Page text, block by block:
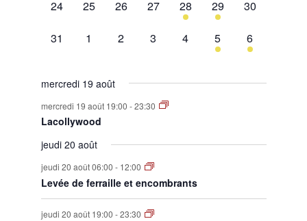
0
24
0
25
0
26
0
évènement,
27
1
évènement,
28
1
évènement,
29
0
30
0
31
0
1
0
2
0
3
0
évènement,
4
1
évènement,
5
1
évènement,
6
mercredi 19 août
mercredi 19 août 19:00 -23:30
Lacollywood
jeudi 20 août
jeudi 20 août 06:00 - 12:00
Levée de ferraille et encombrants
jeudi 20 août 19:00 -23:30